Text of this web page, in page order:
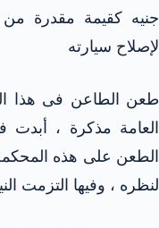
جنيه كقيمة مقدرة
لإصلاح سيارته
طعن الطاعن فى هذا
العامة مذكرة ،
الطعن على هذه
لنظره ، وفيها التزمت